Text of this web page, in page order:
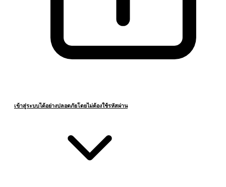
เข้าสู่ระบบได้อย่างปลอดภัยโดยไม่ต้องใช้รหัสผ่าน